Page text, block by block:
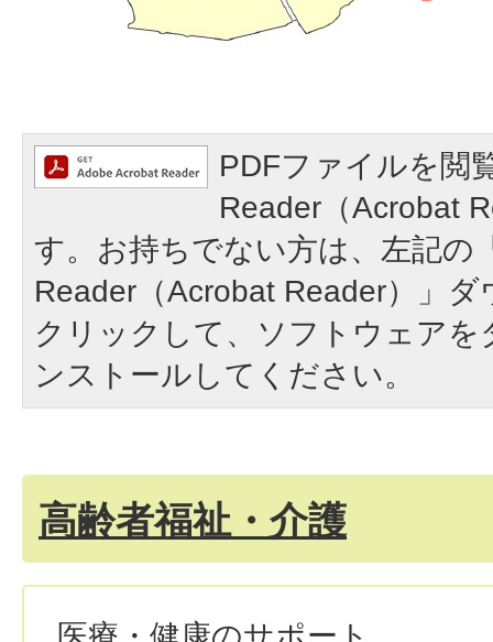
PDFファイルを閲
Reader（Acrobat
す。お持ちでない方は、左記の
Reader（Acrobat Reader）」
クリックして、ソフトウェア
ンストールしてください。
高齢者福祉・介護